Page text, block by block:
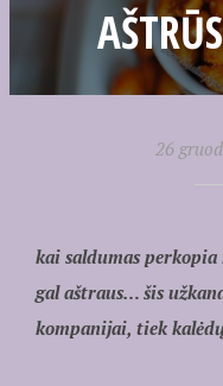
26
kai saldumas
gal aštraus… šis
kompanijai, tiek